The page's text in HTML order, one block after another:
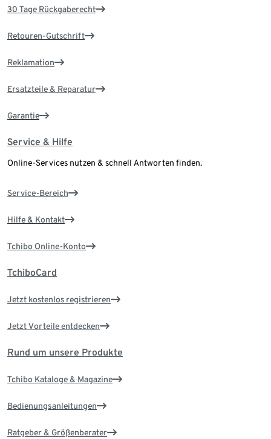
30 Tage Rückgaberecht
Retouren-Gutschrift
Reklamation
Ersatzteile & Reparatur
Garantie
Service & Hilfe
Online-Services nutzen & schnell Antworten finden.
Service-Bereich
Hilfe & Kontakt
Tchibo Online-Konto
TchiboCard
Jetzt kostenlos registrieren
Jetzt Vorteile entdecken
Rund um unsere Produkte
Tchibo Kataloge & Magazine
Bedienungsanleitungen
Ratgeber & Größenberater